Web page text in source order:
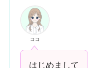
ココ
はじめまして